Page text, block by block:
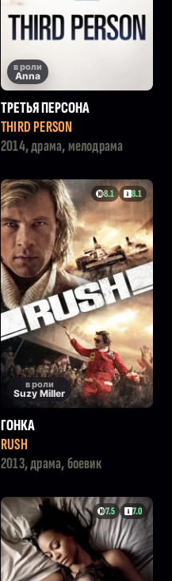
в роли
Anna
ТРЕТЬЯ ПЕРСОНА
THIRD PERSON
2014, драма, мелодрама
8.1 8.1
в роли
Suzy Miller
ГОНКА
RUSH
2013, драма, боевик
7.5 7.0